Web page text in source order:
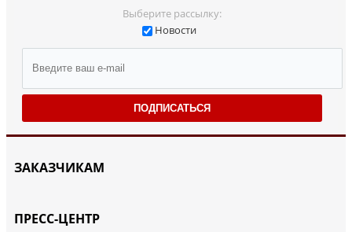
Выберите рассылку:
Новости
ПОДПИСАТЬСЯ
ЗАКАЗЧИКАМ
ПРЕСС-ЦЕНТР